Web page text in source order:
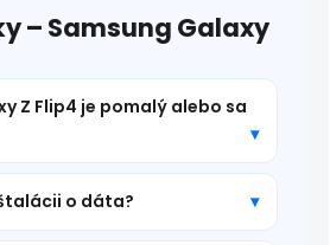
– Samsung Galaxy
Z Flip4 je pomalý alebo sa
o dáta?